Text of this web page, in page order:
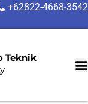
+62822-4668-3542
Teknik